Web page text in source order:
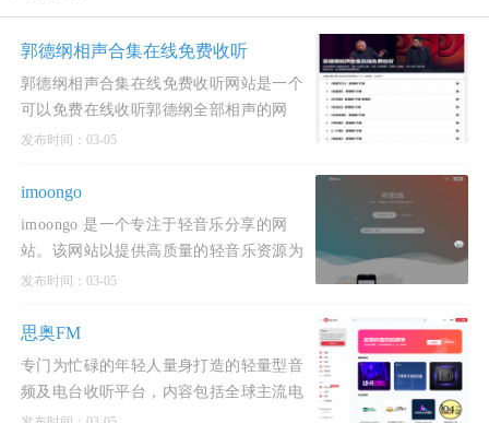
郭德纲相声合集在线免费收听
郭德纲相声合集在线免费收听网站是一个
可以免费在线收听郭德纲全部相声的网
站。收录郭德纲于谦最新相声，德云社相
发布时间：03-05
imoongo
imoongo 是一个专注于轻音乐分享的网
站。该网站以提供高质量的轻音乐资源为
主，致力于为用户提供沉浸式的听觉体
发布时间：03-05
思奥FM
专门为忙碌的年轻人量身打造的轻量型音
频及电台收听平台，内容包括全球主流电
台流媒体以及各种风格流派的音乐电台播